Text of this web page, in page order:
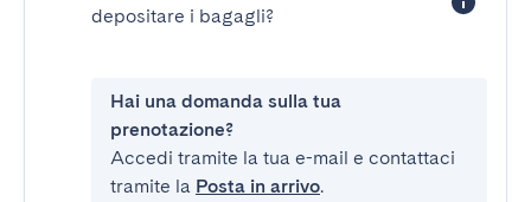
depositare i bagagli?
Hai una domanda sulla tua
prenotazione?
Accedi tramite la tua e-mail e contattaci
tramite la Posta in arrivo.